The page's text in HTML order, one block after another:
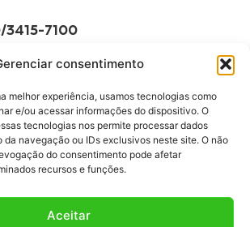
consentimento
melhor experiência, usamos tecnologias como
e/ou acessar informações do dispositivo. O
tecnologias nos permite processar dados
da navegação ou IDs exclusivos neste site. O não
do consentimento pode afetar
recursos e funções.
Aceitar
3415-7100
às 17h